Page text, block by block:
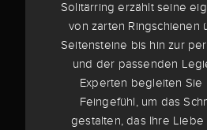
Solitärring erzählt seine
von zarten Ringschienen
Seitensteine bis hin zur
und der passenden
Experten begleiten Sie
Feingefühl, um das
gestalten, das Ihre